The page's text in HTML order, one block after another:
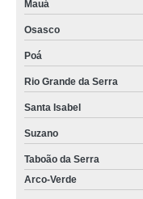
Mauá
Osasco
Poá
Rio Grande da Serra
Santa Isabel
Suzano
Taboão da Serra
Arco-Verde